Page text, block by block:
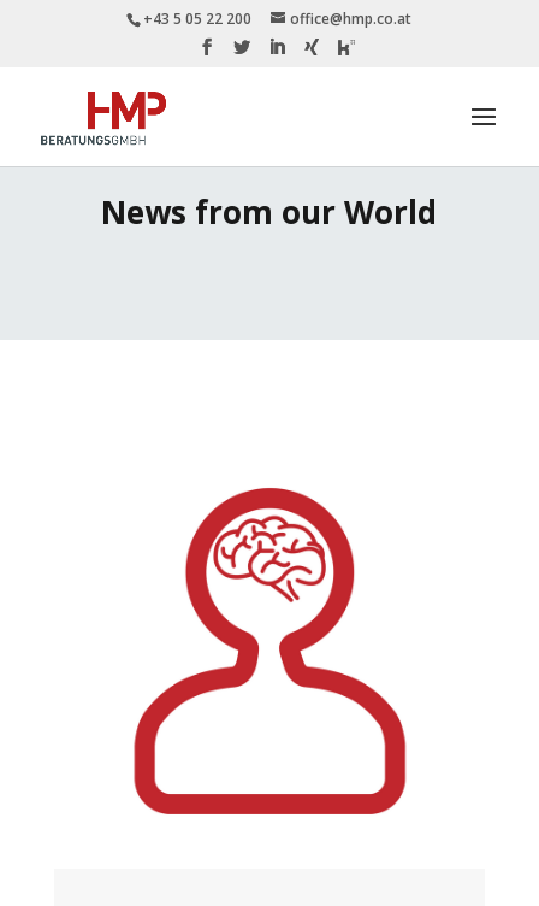
+43 5 05 22 200 office@hmp.co.at
News from our World